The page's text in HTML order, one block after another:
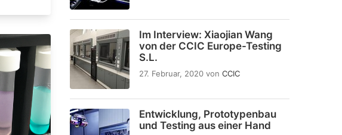
Im Interview: Xiaojian Wang
von der CCIC Europe-Testing
S.L.
27. Februar, 2020 von CCIC
Entwicklung, Prototypenbau
und Testing aus einer Hand